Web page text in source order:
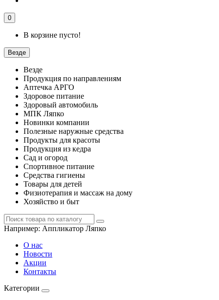
0
В корзине пусто!
Везде
Везде
Продукция по направлениям
Аптечка АРГО
Здоровое питание
Здоровый автомобиль
МПК Ляпко
Новинки компании
Полезные наружные средства
Продукты для красоты
Продукция из кедра
Сад и огород
Спортивное питание
Средства гигиены
Товары для детей
Физиотерапия и массаж на дому
Хозяйство и быт
Например: Аппликатор Ляпко
О нас
Новости
Акции
Контакты
Категории